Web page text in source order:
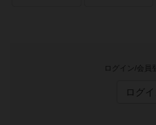
ログイン/会員
ログ